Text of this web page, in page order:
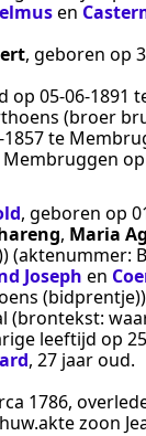
en
, geboren op
op 05‑06‑1891
(broer
te
Membruggen
, geboren op
, Maria
(aktenummer:
Joseph en
(bidprentje))
(brontekst:
leeftijd op
, 27 jaar oud.
1786,
zoon